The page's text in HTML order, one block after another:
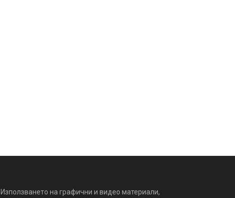
Използването на графични и видео материали,